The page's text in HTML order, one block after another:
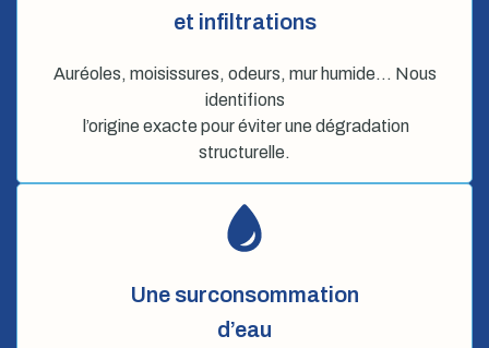
et infiltrations
Auréoles, moisissures, odeurs, mur humide… Nous
identifions
l’origine exacte pour éviter une dégradation
structurelle.
Une surconsommation
d’eau